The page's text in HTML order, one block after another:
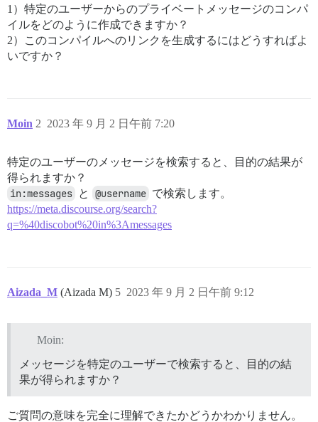
1）特定のユーザーからのプライベートメッセージのコンパ
イルをどのように作成できますか？
2）このコンパイルへのリンクを生成するにはどうすればよ
いですか？
Moin 2023 年 9 月 2 日午前 7:20
2
特定のユーザーのメッセージを検索すると、目的の結果が
得られますか？
in:messages と @username で検索します。
https://meta.discourse.org/search?
q=%40discobot%20in%3Amessages
Aizada_M (Aizada M) 2023 年 9 月 2 日午前 9:12
5
Moin:
メッセージを特定のユーザーで検索すると、目的の結
果が得られますか？
ご質問の意味を完全に理解できたかどうかわかりません。